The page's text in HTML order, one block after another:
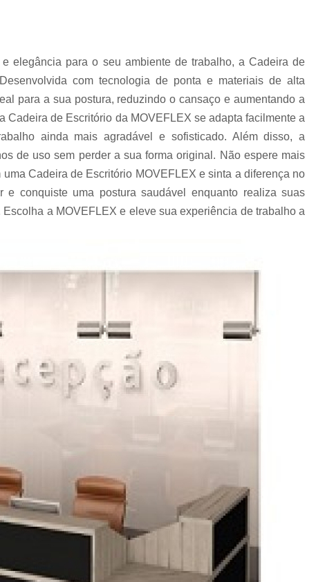
Loja de Estação
Gaveteiro de Escritório
Gaveteiro
Gaveteiro Industrial
Gaveteiro Móvel
Gaveteiro São Paulo
Mesa de Escritorio Diretor
Mesa Diretor
Mesa Diretor para Escritório
Mesa do Diretor
Mesa para Escritório Diretor
Mesas
Mesa de Reunião na Zona Norte
Mesa de Reunião para Escritório
Loja de Mesa
Mesa de Escritório
Mesa de Escritório na Zona Leste
Mesa de Escritório na Zona Oeste
Mesas Escritório
Mesas para
Loja de Móveis de Escritório
Loja Móveis Escritório
Móveis para Escritório em São
Móveis para Escritório na Zona Leste
elegância para o seu ambiente de trabalho, a Cadeira de
com tecnologia de ponta e materiais de alta
para a sua postura, reduzindo o cansaço e aumentando a
Cadeira de Escritório da MOVEFLEX se adapta facilmente a
ainda mais agradável e sofisticado. Além disso, a
de uso sem perder a sua forma original. Não espere mais
Cadeira de Escritório MOVEFLEX e sinta a diferença no
conquiste uma postura saudável enquanto realiza suas
a MOVEFLEX e eleve sua experiência de trabalho a